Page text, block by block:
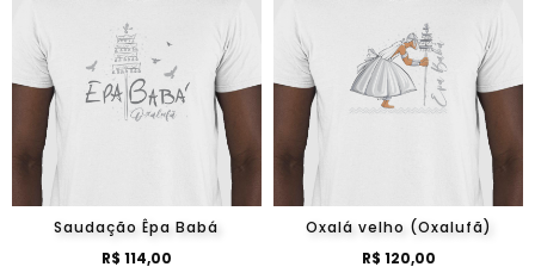
Saudação Êpa Babá
R$ 114,00
Oxalá velho (Oxalufã)
R$ 120,00